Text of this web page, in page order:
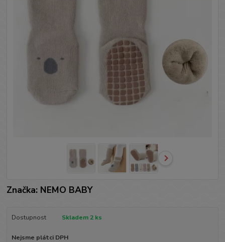
Značka: NEMO BABY
Dostupnost Skladem 2 ks
Nejsme plátci DPH